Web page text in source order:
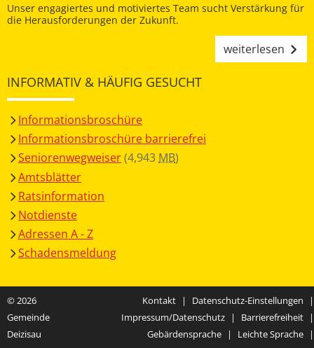
Unser engagiertes und motiviertes Team sucht Verstärkung für
die Herausforderungen der Zukunft.
weiterlesen
INFORMATIV & HÄUFIG GESUCHT
Informationsbroschüre
Informationsbroschüre barrierefrei
Seniorenwegweiser(4,943MB)
Amtsblätter
Ratsinformation
Notdienste
Adressen A - Z
Schadensmeldung
© 2026
Gemeinde
Deizisau
Kontakt | Datenschutz-Einstellungen
|
Impressum/Datenschutz
| Barrierefreiheit
|
Gebärdensprache
| Leichte Sprache |